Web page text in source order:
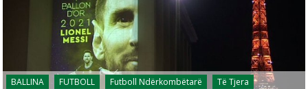
BALLINA FUTBOLL Futboll Ndërkombëtarë
Të Tjera